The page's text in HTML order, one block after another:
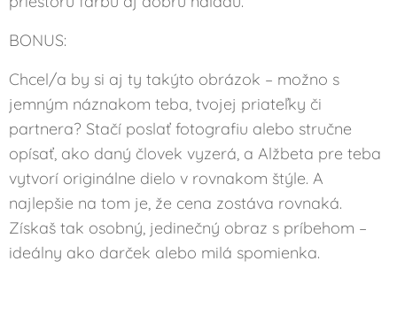
BONUS:
Chcel/a by si aj ty takýto obrázok – možno s
jemným náznakom teba, tvojej priateľky či
partnera? Stačí poslať fotografiu alebo stručne
opísať, ako daný človek vyzerá, a Alžbeta pre teba
vytvorí originálne dielo v rovnakom štýle. A
najlepšie na tom je, že cena zostáva rovnaká.
Získaš tak osobný, jedinečný obraz s príbehom –
ideálny ako darček alebo milá spomienka.